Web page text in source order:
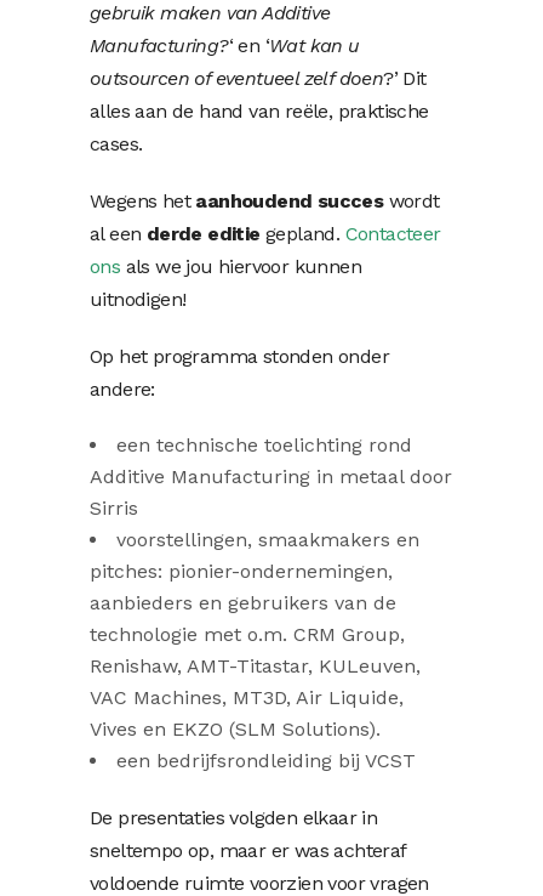
gebruik maken van Additive
Manufacturing?‘ en ‘Wat kan u
outsourcen of eventueel zelf doen?’ Dit
alles aan de hand van reële, praktische
cases.
Wegens hetaanhoudend succeswordt
al een derde editie gepland. Contacteer
ons als we jou hiervoor kunnen
uitnodigen!
Op het programma stonden onder
andere:
een technische toelichting rond
Additive Manufacturing in metaal door
Sirris
voorstellingen, smaakmakers en
pitches: pionier-ondernemingen,
aanbieders en gebruikers van de
technologie met o.m. CRM Group,
Renishaw, AMT-Titastar, KULeuven,
VAC Machines, MT3D, Air Liquide,
Vives en EKZO (SLM Solutions).
een bedrijfsrondleiding bij VCST
De presentaties volgden elkaar in
sneltempo op, maar er was achteraf
voldoende ruimte voorzien voor vragen